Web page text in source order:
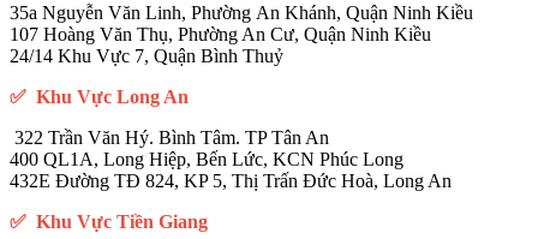
35a Nguyễn Văn Linh, Phường An Khánh, Quận Ninh Kiều
107 Hoàng Văn Thụ, Phường An Cư, Quận Ninh Kiều
24/14 Khu Vực 7, Quận Bình Thuỷ
✅ Khu Vực Long An
322 Trần Văn Hý. Bình Tâm. TP Tân An
400 QL1A, Long Hiệp, Bến Lức, KCN Phúc Long
432E Đường TĐ 824, KP 5, Thị Trấn Đức Hoà, Long An
✅ Khu Vực Tiền Giang